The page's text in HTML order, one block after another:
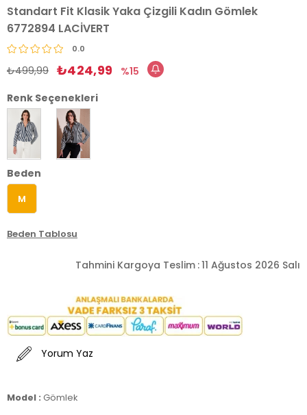
Standart Fit Klasik Yaka Çizgili Kadın Gömlek
6772894 LACİVERT
0.0
₺499,99 ₺424,99
15
Renk Seçenekleri
Beden
M
Beden Tablosu
Tahmini Kargoya Teslim :11 Ağustos 2026 Salı
Yorum Yaz
Model : Gömlek